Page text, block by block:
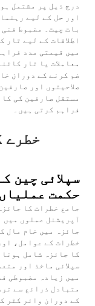
درج ذیل پر مشتمل
اور حل کے لیے
بات چیت۔ مضبوط
اطلاقات کے لیے
میں قیمتی مدد
معاملات یا تار
ضم کرنے کے دوران
صلاحیتوں اور
مستقل صارفین کی
فراہم کرتی ہیں۔
خطرے
سپلائی چین
حکمت عملیاں
آپریشنل عملوں میں
جائزہ میں خام مال
خطرات کے عوامل،
سپلائی ماخذ اور
میں زیادہ مضبوطی
متبادل ذرائع سے
کے دوران وائر کٹر